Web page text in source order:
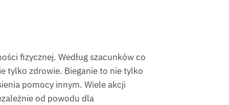
fizycznej. Według szacunków co
tylko zdrowie. Bieganie to nie tylko
pomocy innym. Wiele akcji
od powodu dla